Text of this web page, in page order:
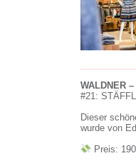
WALDNER
#21:
Dieser
wurde von
Preis: